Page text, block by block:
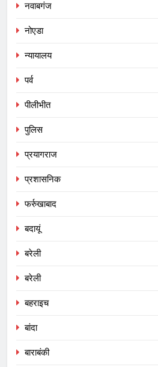
नवाबगंज
नोएडा
न्यायालय
पर्व
पीलीभीत
पुलिस
प्रयागराज
प्रशासनिक
फर्रुखाबाद
बदायूं
बरेली
बरेली
बहराइच
बांदा
बाराबंकी